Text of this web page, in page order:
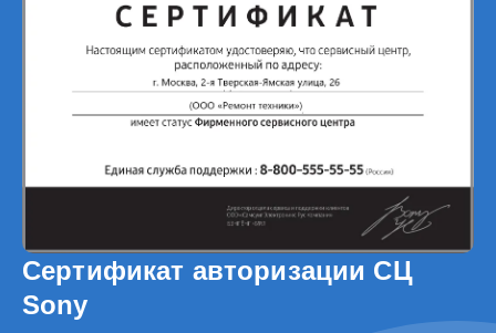
Сертификат авторизации СЦ
Sony